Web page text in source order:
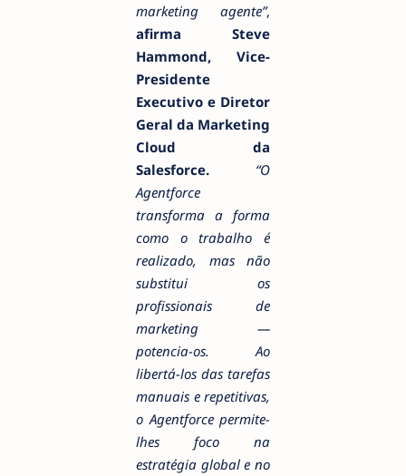
marketing agente”,
afirma Steve
Hammond, Vice-
Presidente
Executivo e Diretor
Geral da Marketing
Cloud da
Salesforce.
“O
Agentforce
transforma a forma
como o trabalho é
realizado, mas não
substitui os
profissionais de
marketing —
potencia-os. Ao
libertá-los das tarefas
manuais e repetitivas,
o Agentforce permite-
lhes foco na
estratégia global e no